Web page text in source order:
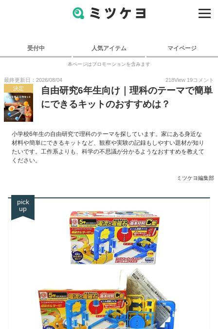
受付中 人気アイテム マイページ
本ページはプロモーションを含みます
最終更新日：2026/08/04 218View 19コメント
決定
自由研究6年生向け｜理科のテーマで簡単
にできるキットのおすすめは？
小学校6年生の自由研究で理科のテーマを探しています。家にある身近な
材料や簡単にできるキットなど、観察や実験の記録もしやすい題材が知り
たいです。工作系よりも、科学の不思議が分かるようなおすすめを教えて
ください。
ミツケヨ編集部
pick
up